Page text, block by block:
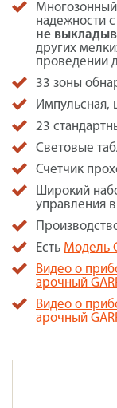
надежности
не
других
проведении
33 зоны
Импульсная,
23
Cветовые
Счетчик
Широкий
управления
Есть Модель
Видео о
арочный
Видео о
арочный